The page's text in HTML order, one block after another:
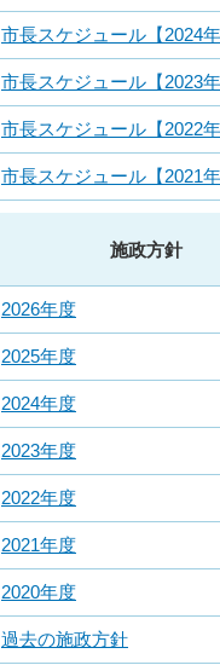
市長スケジュール【2024年
市長スケジュール【2023年
市長スケジュール【2022年
市長スケジュール【2021年
施政方針
2026年度
2025年度
2024年度
2023年度
2022年度
2021年度
2020年度
過去の施政方針